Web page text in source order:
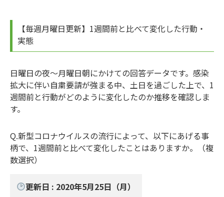
【毎週月曜日更新】1週間前と比べて変化した行動・
実態
日曜日の夜～月曜日朝にかけての回答データです。感染
拡大に伴い自粛要請が強まる中、土日を過ごした上で、1
週間前と行動がどのように変化したのか推移を確認しま
す。
Q.新型コロナウイルスの流行によって、以下にあげる事
柄で、1週間前と比べて変化したことはありますか。（複
数選択）
更新日 : 2020年5月25日（月）